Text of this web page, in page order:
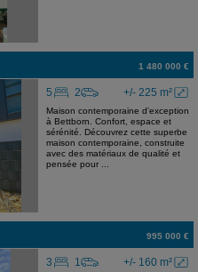
1 480 000 €
+/- 225 m²
5 2
Maison contemporaine d'exception
à Bettborn. Confort, espace et
sérénité. Découvrez cette superbe
maison contemporaine, construite
avec des matériaux de qualité et
pensée pour ...
995 000 €
+/- 160 m²
3 1